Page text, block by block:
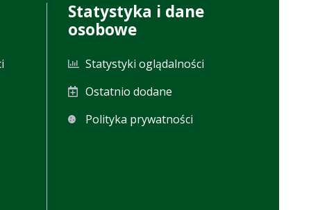
Statystyka i dane
osobowe
Statystyki oglądalności
Ostatnio dodane
Polityka prywatności